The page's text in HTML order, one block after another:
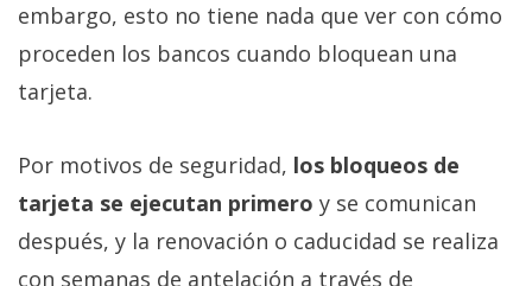
embargo, esto no tiene nada que ver con cómo
proceden los bancos cuando bloquean una
tarjeta.
Por motivos de seguridad, los bloqueos de
tarjeta se ejecutan primero y se comunican
después, y la renovación o caducidad se realiza
con semanas de antelación a través de